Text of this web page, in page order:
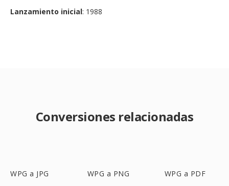
Lanzamiento inicial: 1988
Conversiones relacionadas
WPG a JPG WPG a PNG WPG a PDF